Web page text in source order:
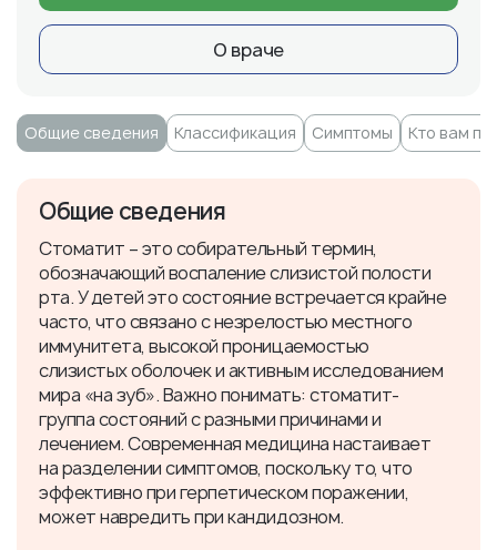
О враче
Общие сведения Классификация Симптомы Кто вам
Общие сведения
Стоматит – это собирательный термин,
обозначающий воспаление слизистой полости
рта. У детей это состояние встречается крайне
часто, что связано с незрелостью местного
иммунитета, высокой проницаемостью
слизистых оболочек и активным исследованием
мира «на зуб». Важно понимать: стоматит-
группа состояний с разными причинами и
лечением. Современная медицина настаивает
на разделении симптомов, поскольку то, что
эффективно при герпетическом поражении,
может навредить при кандидозном.